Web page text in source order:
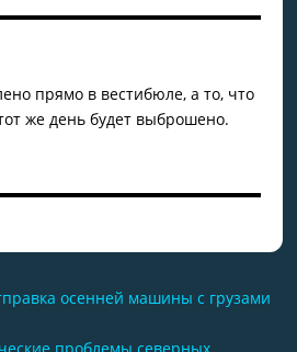
прямо в вестибюле, а то, что
же день будет выброшено.
осенней машины с грузами